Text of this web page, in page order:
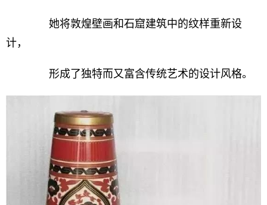
她将敦煌壁画和石窟建筑中的纹样重新设
计，
形成了独特而又富含传统艺术的设计风格。